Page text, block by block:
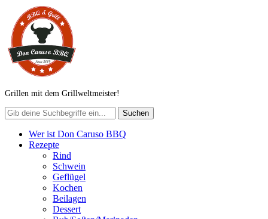
Grillen mit dem Grillweltmeister!
Wer ist Don Caruso BBQ
Rezepte
Rind
Schwein
Geflügel
Kochen
Beilagen
Dessert